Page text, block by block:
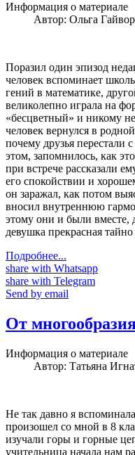
Информация о материале
Автор: Ольга
Поразил один эпизод
человек вспоминает
гений в математике,
великолепно играла на
«бесцветный» и никому
человек вернулся в
почему друзья перестали
этом, запомнилось, как
при встрече рассказали
его спокойствии и
он заражал, как потом
вносил внутреннюю
этому они и были вместе,
девушка прекрасная
Подробнее...
share with Whatsapp
share with Telegram
Send by email
От
Информация о материале
Автор: Татьяна
Не так давно я
произошел со мной в 8
изучали горы и горные
учительница начала нам